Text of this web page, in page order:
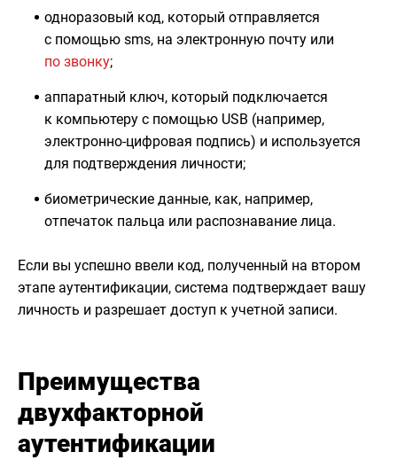
одноразовый код, который отправляется
с помощью sms, на электронную почту или
по звонку;
аппаратный ключ, который подключается
к компьютеру с помощью USB (например,
электронно-цифровая подпись) и используется
для подтверждения личности;
биометрические данные, как, например,
отпечаток пальца или распознавание лица.
Если вы успешно ввели код, полученный на втором
этапе аутентификации, система подтверждает вашу
личность и разрешает доступ к учетной записи.
Преимущества
двухфакторной
аутентификации